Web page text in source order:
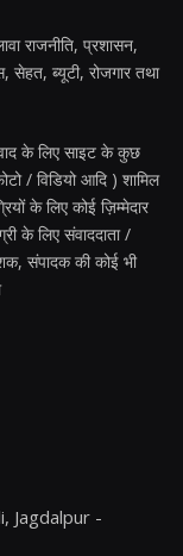
राजनीति, प्रशासन,
ब्यूटी, रोजगार तथा
के लिए साइट के कुछ
/ विडियो आदि ) शामिल
के लिए कोई ज़िम्मेदार
के लिए संवाददाता /
संपादक की कोई भी
Jagdalpur -